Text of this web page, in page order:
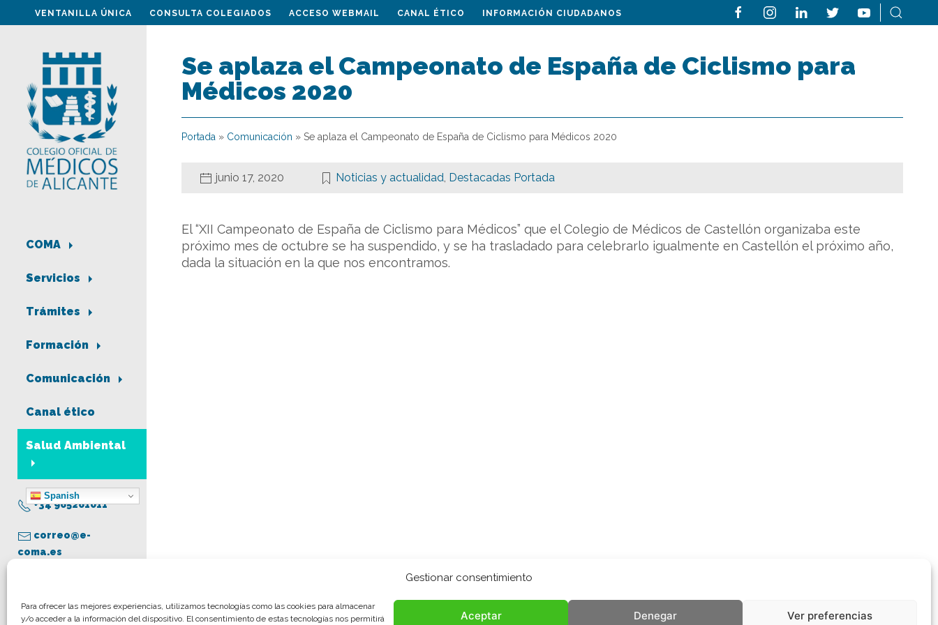
Gestionar consentimiento
Para ofrecer las mejores experiencias, utilizamos tecnologías como las cookies para almacenar
y/o acceder a la información del dispositivo. El consentimiento de estas tecnologías nos permitirá
Aceptar Denegar Ver preferencias
VENTANILLA ÚNICA CONSULTA COLEGIADOS ACCESO WEBMAIL CANAL ÉTICO INFORMACIÓN CIUDADANOS
COMA
Servicios
Trámites
Formación
Comunicación
Canal ético
Salud Ambiental
Spanish
+34 965261011
correo@e-
coma.es
Aviso legal
Se aplaza el Campeonato de España de Ciclismo para
Médicos 2020
Portada » Comunicación » Se aplaza el Campeonato de España de Ciclismo para Médicos 2020
junio 17, 2020 Noticias y actualidad, Destacadas Portada
El “XII Campeonato de España de Ciclismo para Médicos” que el Colegio de Médicos de Castellón organizaba este
próximo mes de octubre se ha suspendido, y se ha trasladado para celebrarlo igualmente en Castellón el próximo año,
dada la situación en la que nos encontramos.